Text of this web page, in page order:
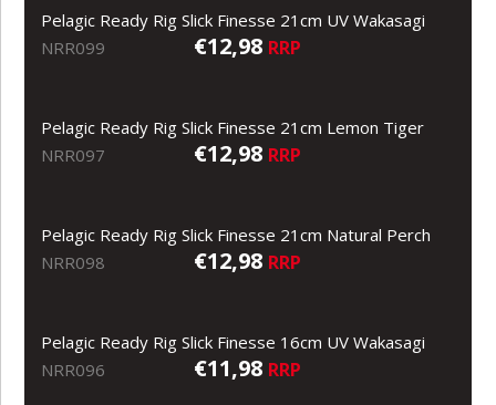
Pelagic Ready Rig Slick Finesse 21cm UV Wakasagi
NRR099
€12,98 RRP
Pelagic Ready Rig Slick Finesse 21cm Lemon Tiger
NRR097
€12,98 RRP
Pelagic Ready Rig Slick Finesse 21cm Natural Perch
NRR098
€12,98 RRP
Pelagic Ready Rig Slick Finesse 16cm UV Wakasagi
NRR096
€11,98 RRP